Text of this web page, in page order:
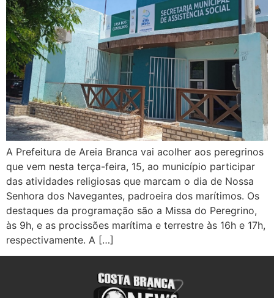
A Prefeitura de Areia Branca vai acolher aos peregrinos
que vem nesta terça-feira, 15, ao município participar
das atividades religiosas que marcam o dia de Nossa
Senhora dos Navegantes, padroeira dos marítimos. Os
destaques da programação são a Missa do Peregrino,
às 9h, e as procissões marítima e terrestre às 16h e 17h,
respectivamente. A […]